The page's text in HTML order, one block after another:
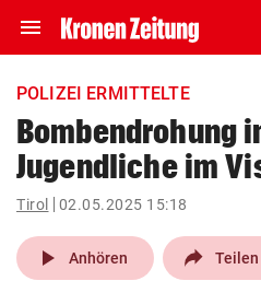
menu Navigation
ein-/ausklappen
account_circle Anmelden
pin_drop
Wien
POLIZEI ERMITTELTE
Bombendrohung
Jugendliche im
Tirol 02.05.2025 15:18
play_arrow Anhören Teilen